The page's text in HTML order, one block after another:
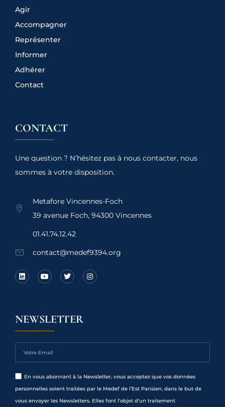
Agir
Accompagner
Représenter
Informer
Adhérer
Contact
CONTACT
Une question ? N’hésitez pas à nous contacter, nous
sommes à votre disposition.
Metafore Vincennes-Foch
39 avenue Foch, 94300 Vincennes
01.41.74.12.42
contact@medef9394.org
NEWSLETTER
En vous abonnant à la Newsletter, vous acceptez que vos données
personnelles soient traitées par le Medef de l’Est Parisien, dans le but de
vous envoyer les Newsletters. Elles font l’objet d’un traitement